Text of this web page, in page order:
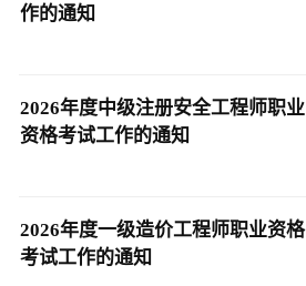
作的通知
2026年度中级注册安全工程师职业
资格考试工作的通知
2026年度一级造价工程师职业资格
考试工作的通知